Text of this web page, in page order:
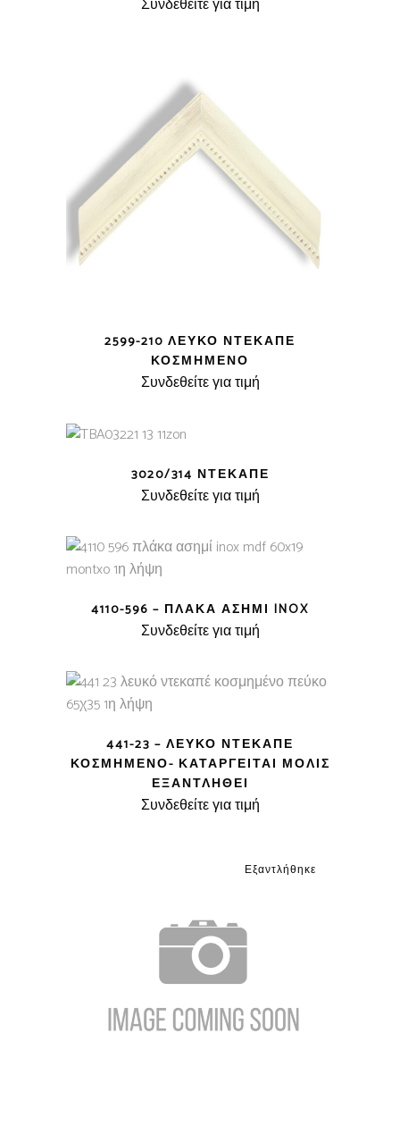
2599-210 ΛΕΥΚΌ ΝΤΕΚΑΠΈ
ΚΟΣΜΗΜΈΝΟ
Συνδεθείτε για τιμή
3020/314 ΝΤΕΚΑΠΈ
Συνδεθείτε για τιμή
4110-596 – ΠΛΆΚΑ ΑΣΗΜΊ INOX
Συνδεθείτε για τιμή
441-23 – ΛΕΥΚΌ ΝΤΕΚΑΠΈ
ΚΟΣΜΗΜΈΝΟ- ΚΑΤΑΡΓΕΊΤΑΙ ΜΌΛΙΣ
ΕΞΑΝΤΛΗΘΕΊ
Συνδεθείτε για τιμή
Εξαντλήθηκε